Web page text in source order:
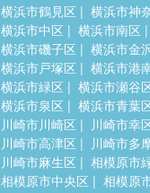
横浜市鶴見区 横浜市神
横浜市中区
横浜市南区
横浜市磯子区
横浜市金
横浜市戸塚区
横浜市港
横浜市緑区
横浜市瀬谷
横浜市泉区
横浜市青葉
川崎市川崎区
川崎市幸
川崎市高津区
川崎市多
川崎市麻生区
相模原市
相模原市中央区
相模原